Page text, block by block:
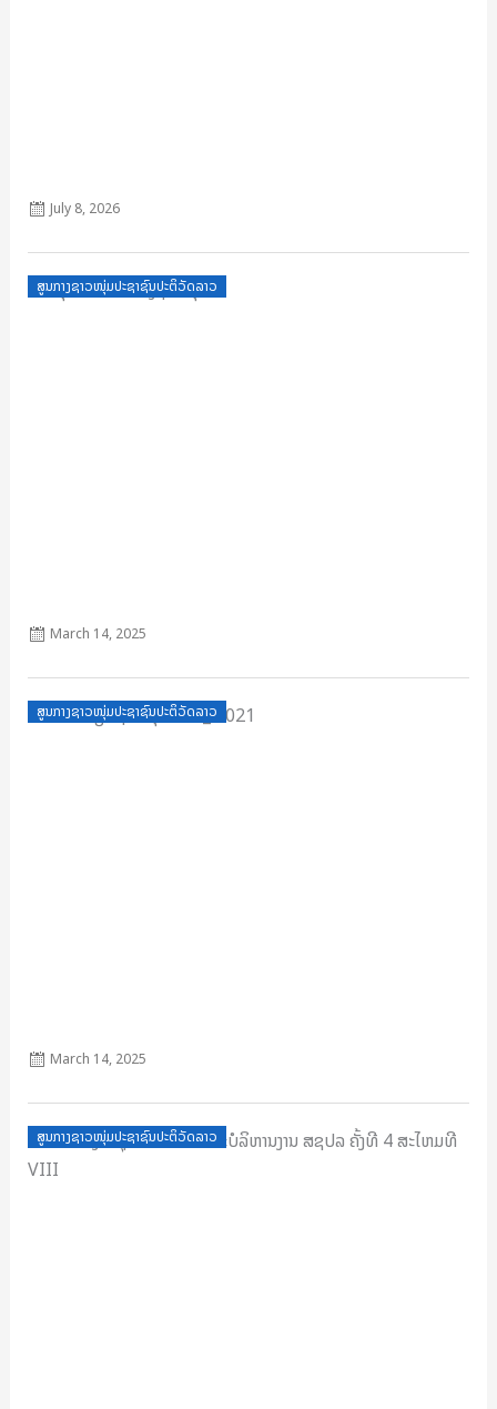
July 8, 2026
ສູນກາງຊາວໜຸ່ມປະຊາຊົນປະຕິວັດລາວ
Posted
on
March 14, 2025
ສູນກາງຊາວໜຸ່ມປະຊາຊົນປະຕິວັດລາວ
Posted
on
March 14, 2025
ສູນກາງຊາວໜຸ່ມປະຊາຊົນປະຕິວັດລາວ
Posted
on